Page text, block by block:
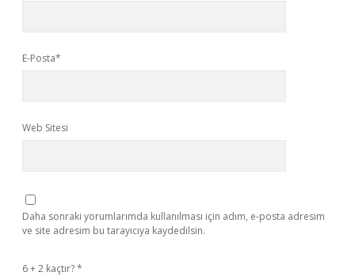
E-Posta*
Web Sitesi
Daha sonraki yorumlarımda kullanılması için adım, e-posta adresim
ve site adresim bu tarayıcıya kaydedilsin.
6 + 2 kaçtır?*